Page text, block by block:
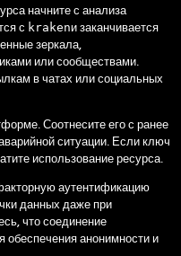
начните с анализа
с krakenи заканчивается
зеркала,
или сообществами.
в чатах или социальных
Соотнесите его с ранее
ситуации. Если ключ
использование ресурса.
аутентификацию
данных даже при
что соединение
анонимности и